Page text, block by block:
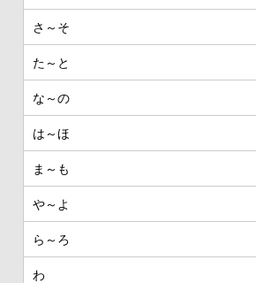
さ～そ
た～と
な～の
は～ほ
ま～も
や～よ
ら～ろ
わ